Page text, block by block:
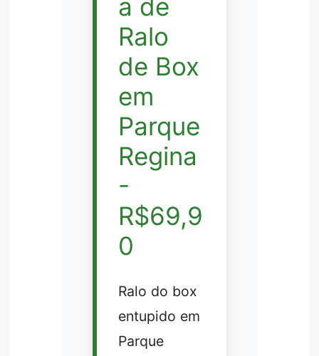
a de
Ralo
de Box
em
Parque
Regina
-
R$69,9
0
Ralo do box
entupido em
Parque